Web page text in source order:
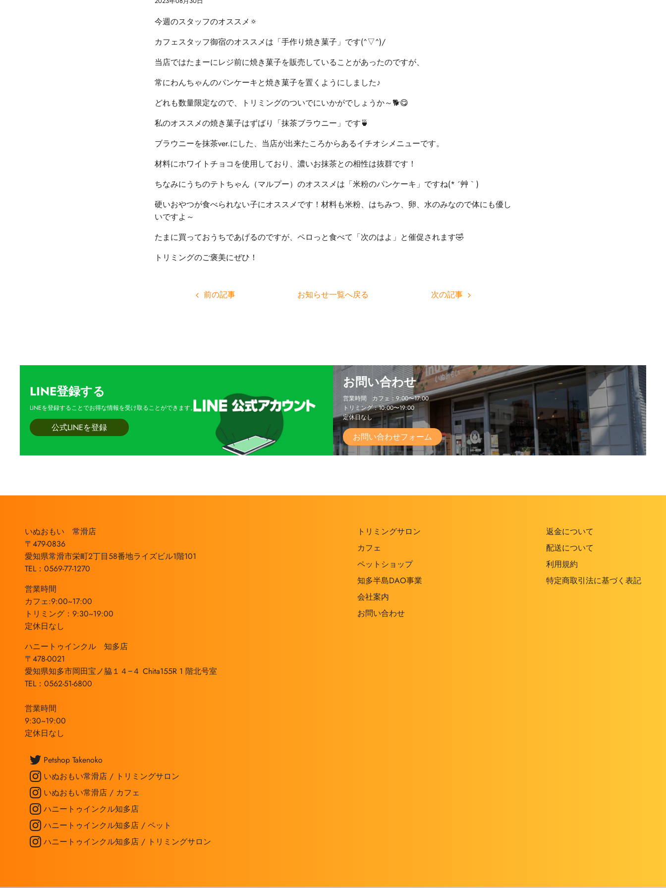
今週のスタッフのオススメ🔅
カフェスタッフ御宿のオススメは「手作り焼き菓子」です(^▽^)/
当店ではたまーにレジ前に焼き菓子を販売していることがあったのですが、
常にわんちゃんのパンケーキと焼き菓子を置くようにしました♪
どれも数量限定なので、トリミングのついでにいかがでしょうか～🐕😋
私のオススメの焼き菓子はずばり「抹茶ブラウニー」です🍵
ブラウニーを抹茶ver.にした、当店が出来たころからあるイチオシメニューです。
材料にホワイトチョコを使用しており、濃いお抹茶との相性は抜群です！
ちなみにうちのテトちゃん（マルプー）のオススメは「米粉のパンケーキ」ですね(* ´艸｀)
硬いおやつが食べられない子にオススメです！材料も米粉、はちみつ、卵、水のみなので体にも優し
いですよ～
たまに買っておうちであげるのですが、ペロっと食べて「次のはよ」と催促されます🤣
トリミングのご褒美にぜひ！
前の記事 お知らせ一覧へ戻る 次の記事
LINE登録する
LINEを登録することでお得な情報を受け取ることができます。
公式LINEを登録
お問い合わせ
営業時間 カフェ：9:00〜17:00
トリミング：10:00〜19:00
定休日なし
お問い合わせフォーム
いぬおもい 常滑店
〒479-0836
愛知県常滑市栄町2丁目58番地ライズビル1階101
TEL：0569-77-1270
営業時間
カフェ:9:00~17:00
トリミング：9:30~19:00
定休日なし
ハニートゥインクル 知多店
〒478-0021
愛知県知多市岡田宝ノ脇１４−４ Chita155R 1 階北号室
TEL：0562-51-6800
営業時間
9:30~19:00
定休日なし
Petshop Takenoko
いぬおもい常滑店 / トリミングサロン
いぬおもい常滑店 / カフェ
ハニートゥインクル知多店
ハニートゥインクル知多店 / ペット
ハニートゥインクル知多店 / トリミングサロン
トリミングサロン
カフェ
ペットショップ
知多半島DAO事業
会社案内
お問い合わせ
返金について
配送について
利用規約
特定商取引法に基づく表記